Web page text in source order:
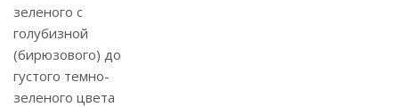
зеленого с
голубизной
(бирюзового) до
густого темно-
зеленого цвета